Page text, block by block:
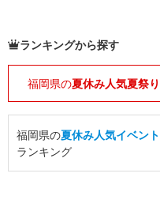
ランキングから探す
福岡県の夏休み人気夏祭り
福岡県の夏休み人気イベント
ランキング